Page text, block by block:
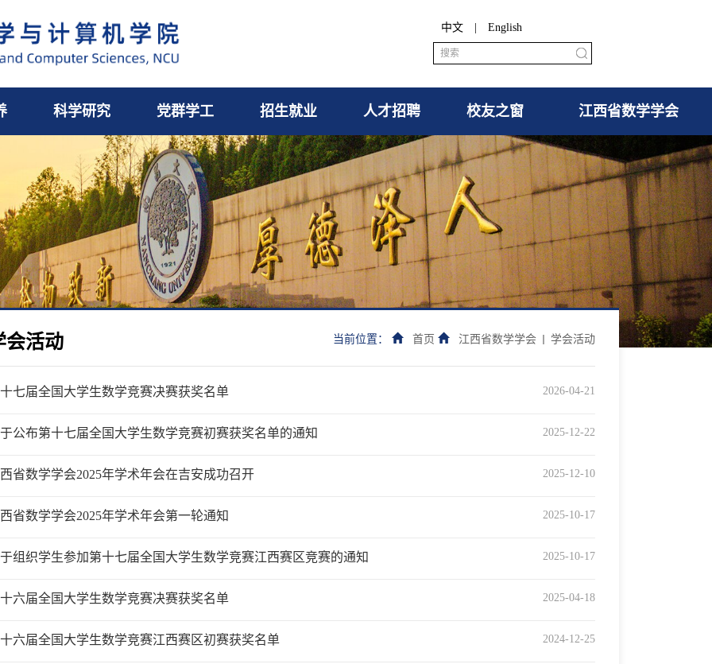
中文 English
科学研究 党群学工 招生就业 人才招聘 校友之窗 江西省数学学会
会活动 当前位置： 首页 江西省数学学会 学会活动
七届全国大学生数学竞赛决赛获奖名单 2026-04-21
公布第十七届全国大学生数学竞赛初赛获奖名单的通知 2025-12-22
省数学学会2025年学术年会在吉安成功召开 2025-12-10
省数学学会2025年学术年会第一轮通知 2025-10-17
组织学生参加第十七届全国大学生数学竞赛江西赛区竞赛的通知 2025-10-17
六届全国大学生数学竞赛决赛获奖名单 2025-04-18
六届全国大学生数学竞赛江西赛区初赛获奖名单 2024-12-25